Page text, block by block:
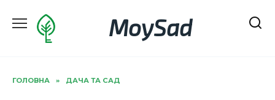
до
MoySad
ГОЛОВНА » ДАЧА ТА САД